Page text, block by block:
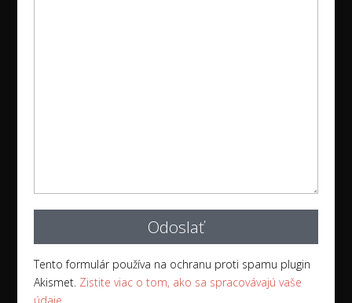
Tento formulár používa na ochranu proti spamu plugin
Akismet. Zistite viac o tom, ako sa spracovávajú vaše